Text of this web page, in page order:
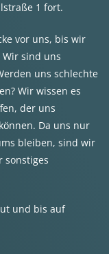
1 fort.
vor uns, bis wir
sind uns
uns schlechte
Wir wissen es
der uns
Da uns nur
bleiben, sind wir
sonstiges
und bis auf